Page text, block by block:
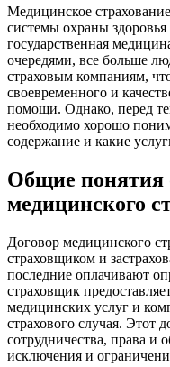
Медицинское
системы охраны
государственная
очередями, все больше
страховым компаниям,
своевременного и
помощи. Однако, перед
необходимо хорошо
содержание и какие
Общие понятия
медицинского
Договор медицинского
страховщиком и
последние оплачивают
страховщик
медицинских услуг и
страхового случая. Этот
сотрудничества, права и
исключения и